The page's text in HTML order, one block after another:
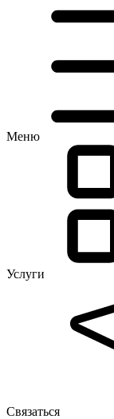
Меню
Услуги
Связаться